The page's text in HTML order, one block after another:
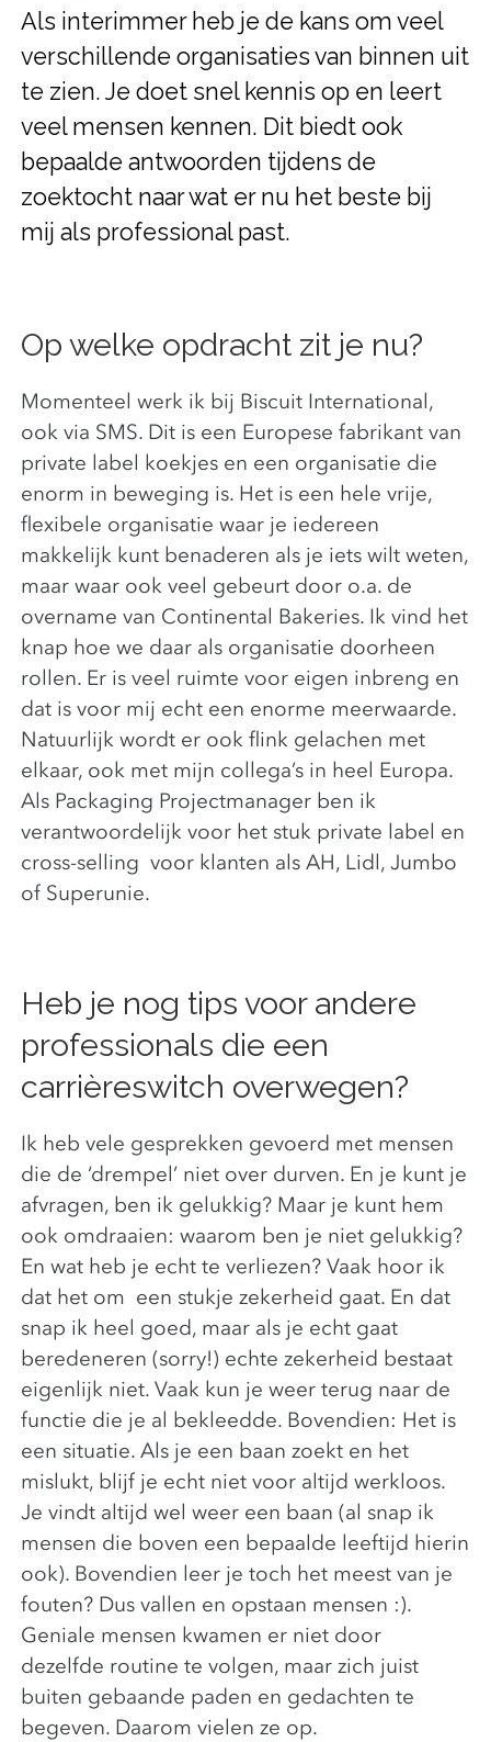
Als interimmer heb je de kans om veel
verschillende organisaties van binnen uit
te zien. Je doet snel kennis op en leert
veel mensen kennen. Dit biedt ook
bepaalde antwoorden tijdens de
zoektocht naar wat er nu het beste bij
mij als professional past.
Op welke opdracht zit je nu?
Momenteel werk ik bij Biscuit International,
ook via SMS. Dit is een Europese fabrikant van
private label koekjes en een organisatie die
enorm in beweging is. Het is een hele vrije,
flexibele organisatie waar je iedereen
makkelijk kunt benaderen als je iets wilt weten,
maar waar ook veel gebeurt door o.a. de
overname van Continental Bakeries. Ik vind het
knap hoe we daar als organisatie doorheen
rollen. Er is veel ruimte voor eigen inbreng en
dat is voor mij echt een enorme meerwaarde.
Natuurlijk wordt er ook flink gelachen met
elkaar, ook met mijn collega’s in heel Europa.
Als Packaging Projectmanager ben ik
verantwoordelijk voor het stuk private label en
cross-selling voor klanten als AH, Lidl, Jumbo
of Superunie.
Heb je nog tips voor andere
professionals die een
carrièreswitch overwegen?
Ik heb vele gesprekken gevoerd met mensen
die de ‘drempel’ niet over durven. En je kunt je
afvragen, ben ik gelukkig? Maar je kunt hem
ook omdraaien: waarom ben je niet gelukkig?
En wat heb je echt te verliezen? Vaak hoor ik
dat het om een stukje zekerheid gaat. En dat
snap ik heel goed, maar als je echt gaat
beredeneren (sorry!) echte zekerheid bestaat
eigenlijk niet. Vaak kun je weer terug naar de
functie die je al bekleedde. Bovendien: Het is
een situatie. Als je een baan zoekt en het
mislukt, blijf je echt niet voor altijd werkloos.
Je vindt altijd wel weer een baan (al snap ik
mensen die boven een bepaalde leeftijd hierin
ook). Bovendien leer je toch het meest van je
fouten? Dus vallen en opstaan mensen :).
Geniale mensen kwamen er niet door
dezelfde routine te volgen, maar zich juist
buiten gebaande paden en gedachten te
begeven. Daarom vielen ze op.